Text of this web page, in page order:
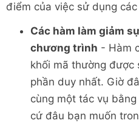
điểm của việc sử dụng các
Các hàm làm giảm
chương trình - Hàm
khối mã thường được
phần duy nhất. Giờ
cùng một tác vụ
cứ đâu bạn muốn